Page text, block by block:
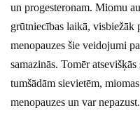
un progesteronam. Miomu
grūtniecības laikā, visbiežāk
menopauzes šie veidojumi
samazinās. Tomēr
tumšādām sievietēm,
menopauzes un var nepazust.